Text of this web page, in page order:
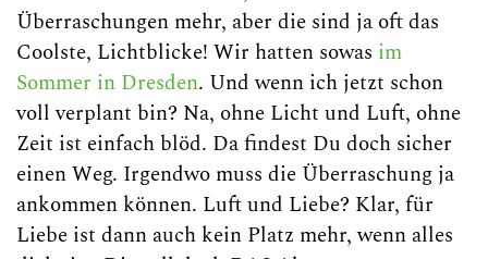
Überraschungen mehr, aber die sind ja oft das
Coolste, Lichtblicke! Wir hatten sowas im
Sommer in Dresden. Und wenn ich jetzt schon
voll verplant bin? Na, ohne Licht und Luft, ohne
Zeit ist einfach blöd. Da findest Du doch sicher
einen Weg. Irgendwo muss die Überraschung ja
ankommen können. Luft und Liebe? Klar, für
Liebe ist dann auch kein Platz mehr, wenn alles